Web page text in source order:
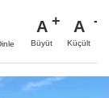
A
Büyüt
A
Küçült